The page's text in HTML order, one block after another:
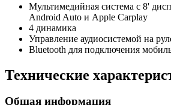
Мультимедийная система с 8'
Android Auto и Apple Carplay
4 динамика
Управление аудиосистемой на
Bluetooth для подключения
Технические
Общая информация